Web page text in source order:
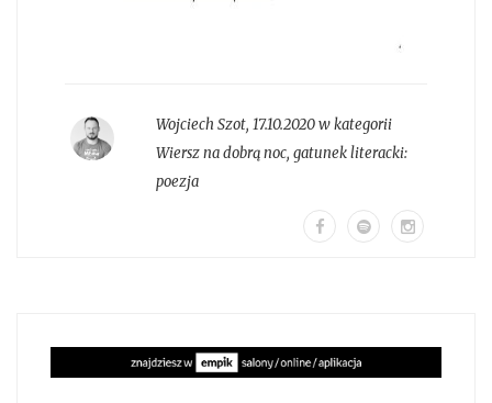
Wojciech Szot, 17.10.2020 w kategorii
Wiersz na dobrą noc, gatunek literacki:
poezja